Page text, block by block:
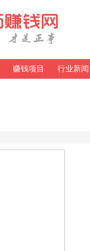
赚钱项目 行业新闻